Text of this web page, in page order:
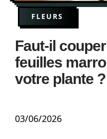
FLEURS
Faut-il
feuilles
votre plante ?
03/06/2026